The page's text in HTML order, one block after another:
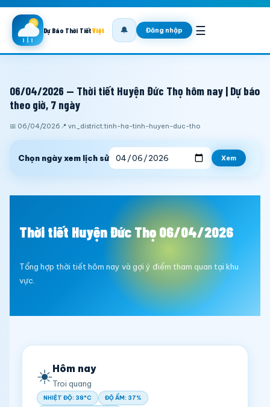
Dự Báo Thời TiếtViệt 🔔 Đăng nhập ☰
06/04/2026 — Thời tiết Huyện Đức Thọ hôm nay | Dự báo
theo giờ, 7 ngày
📅 06/04/2026 📍 vn_district:tinh-ha-tinh-huyen-duc-tho
Chọn ngày xem lịch sử Xem
Thời tiết Huyện Đức Thọ 06/04/2026
Tổng hợp thời tiết hôm nay và gợi ý điểm tham quan tại khu
vực.
☀️Hôm nay
Troi quang
NHIỆT ĐỘ: 38°C ĐỘ ẨM: 37%